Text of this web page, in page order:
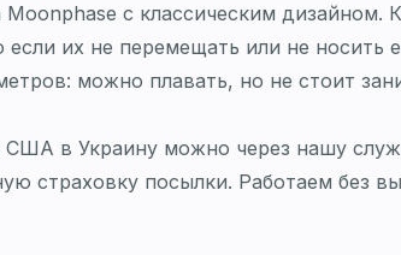
с классическим
их не перемещать или не носить
можно плавать, но не стоит
в Украину можно через нашу
страховку посылки. Работаем без